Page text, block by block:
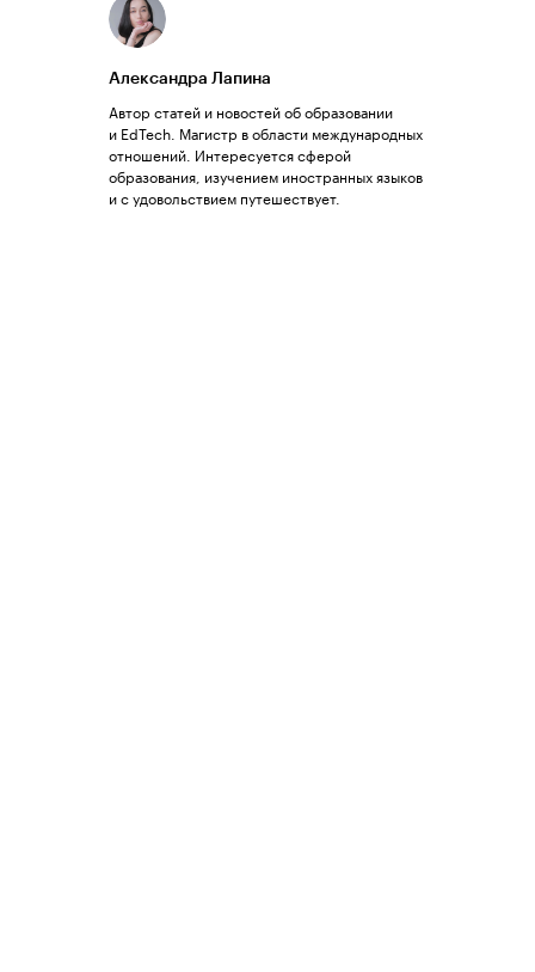
Александра Лапина
Автор статей и новостей об образовании
и EdTech. Магистр в области международных
отношений. Интересуется сферой
образования, изучением иностранных языков
и с удовольствием путешествует.